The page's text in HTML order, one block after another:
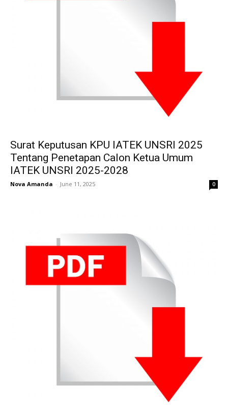
Surat Keputusan KPU IATEK UNSRI 2025
Tentang Penetapan Calon Ketua Umum
IATEK UNSRI 2025-2028
Nova Amanda - June 11, 2025 0